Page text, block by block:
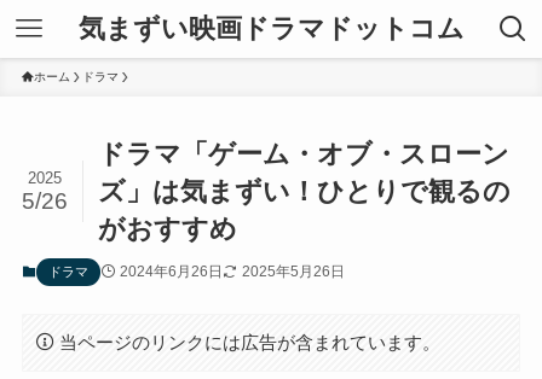
気まずい映画ドラマドットコム
ホーム ドラマ
ドラマ「ゲーム・オブ・スローン
ズ」は気まずい！ひとりで観るの
がおすすめ
2025
5/26
ドラマ 2024年6月26日 2025年5月26日
当ページのリンクには広告が含まれています。